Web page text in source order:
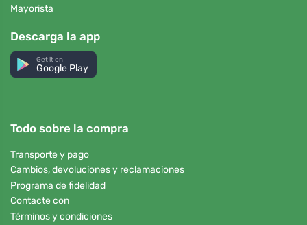
Mayorista
Descarga la app
Get it on
Google Play
Todo sobre la compra
Transporte y pago
Cambios, devoluciones y reclamaciones
Programa de fidelidad
Contacte con
Términos y condiciones